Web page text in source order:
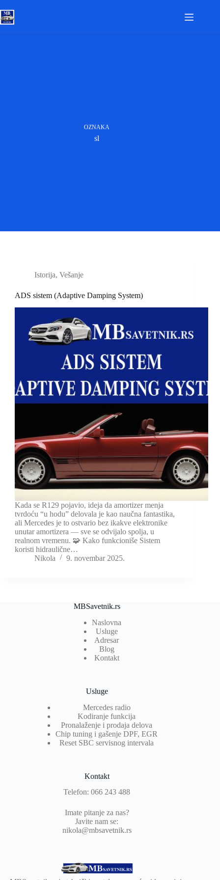
to
content
OZNAKA
sl
Istorija, Vešanje
ADS sistem (Adaptive Damping System)
Kada se R129 pojavio, ideja da amortizer menja
tvrdoću “u hodu” delovala je kao naučna fantastika,
ali Mercedes je to ostvario bez ikakve elektronike
unutar amortizera — sve se odvijalo spolja, u
realnom vremenu. 🧩 Kako funkcioniše Sistem
koristi hidraulične…
Nikola
9. novembar 2025.
MBSavetnik.rs
Naslovna
Usluge
Adresar
Blog
Kontakt
Usluge
Mercedes radio
Kodiranje funkcija
Pronalaženje i prodaja delova
Chip tuning i gašenje DPF, EGR
Reset SBC servisnog intervala
Kontakt
Telefon: 066 243 488
Imate pitanje za nas?
Javite nam se:
nikola@mbsavetnik.rs